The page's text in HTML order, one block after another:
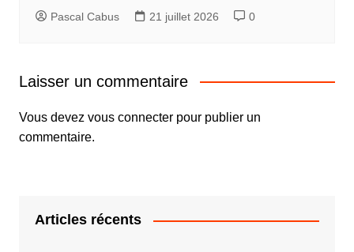
Pascal Cabus 21 juillet 2026 0
Laisser un commentaire
Vous devez vous connecterpour publier un
commentaire.
Articles récents